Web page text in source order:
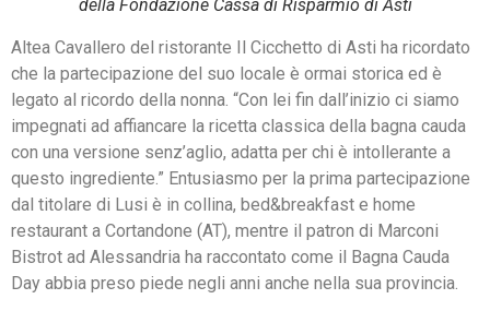
della Fondazione Cassa di Risparmio di Asti
Altea Cavallero del ristorante Il Cicchetto di Asti ha ricordato
che la partecipazione del suo locale è ormai storica ed è
legato al ricordo della nonna. “Con lei fin dall’inizio ci siamo
impegnati ad affiancare la ricetta classica della bagna cauda
con una versione senz’aglio, adatta per chi è intollerante a
questo ingrediente.” Entusiasmo per la prima partecipazione
dal titolare di Lusi è in collina, bed&breakfast e home
restaurant a Cortandone (AT), mentre il patron di Marconi
Bistrot ad Alessandria ha raccontato come il Bagna Cauda
Day abbia preso piede negli anni anche nella sua provincia.